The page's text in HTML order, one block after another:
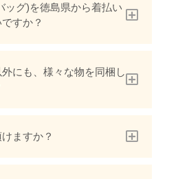
ッグ)を徳島県から着払い
すか？
外にも、様々な物を同梱し
ますか？